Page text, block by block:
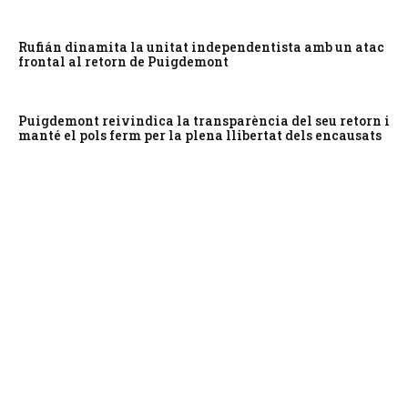
Rufián dinamita la unitat independentista amb un atac
frontal al retorn de Puigdemont
Puigdemont reivindica la transparència del seu retorn i
manté el pols ferm per la plena llibertat dels encausats